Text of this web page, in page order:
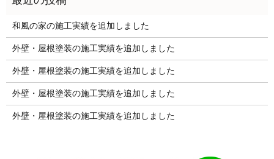
和風の家の施工実績を追加しました
外壁・屋根塗装の施工実績を追加しました
外壁・屋根塗装の施工実績を追加しました
外壁・屋根塗装の施工実績を追加しました
外壁・屋根塗装の施工実績を追加しました